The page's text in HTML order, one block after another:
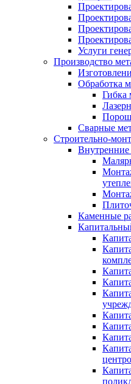
Услуги
Производство
Обработка
Гибка
Сварные
Строительно-
Внутренние
Каменные